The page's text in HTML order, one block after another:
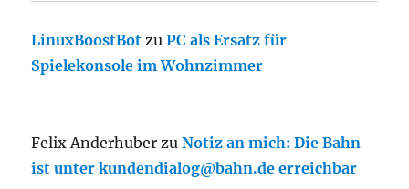
LinuxBoostBot zuPC als Ersatz für
Spielekonsole im Wohnzimmer
Felix Anderhuber zuNotiz an mich: Die Bahn
ist unter kundendialog@bahn.de erreichbar